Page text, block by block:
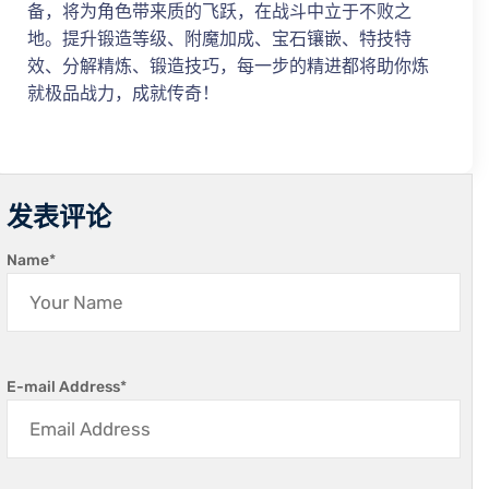
备，将为角色带来质的飞跃，在战斗中立于不败之
地。提升锻造等级、附魔加成、宝石镶嵌、特技特
效、分解精炼、锻造技巧，每一步的精进都将助你炼
就极品战力，成就传奇！
发表评论
Name*
E-mail Address*